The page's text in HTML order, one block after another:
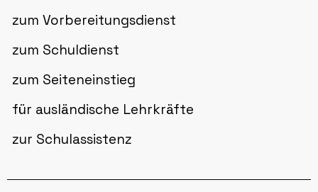
zum Vorbereitungsdienst
zum Schuldienst
zum Seiteneinstieg
für ausländische Lehrkräfte
zur Schulassistenz